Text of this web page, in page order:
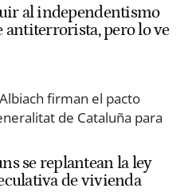
al independentismo
antiterrorista, pero lo ve
se replantean la ley
de vivienda